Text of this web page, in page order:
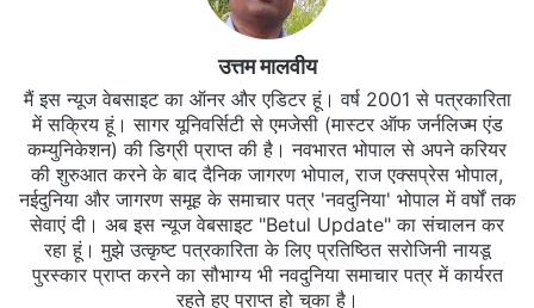
उत्तम मालवीय
मैं इस न्यूज वेबसाइट का ऑनर और एडिटर हूं। वर्ष 2001 से पत्रकारिता
में सक्रिय हूं। सागर यूनिवर्सिटी से एमजेसी (मास्टर ऑफ जर्नलिज्म एंड
कम्युनिकेशन) की डिग्री प्राप्त की है। नवभारत भोपाल से अपने करियर
की शुरुआत करने के बाद दैनिक जागरण भोपाल, राज एक्सप्रेस भोपाल,
नईदुनिया और जागरण समूह के समाचार पत्र 'नवदुनिया' भोपाल में वर्षों तक
सेवाएं दी। अब इस न्यूज वेबसाइट "Betul Update" का संचालन कर
रहा हूं। मुझे उत्कृष्ट पत्रकारिता के लिए प्रतिष्ठित सरोजिनी नायडू
पुरस्कार प्राप्त करने का सौभाग्य भी नवदुनिया समाचार पत्र में कार्यरत
रहते हुए प्राप्त हो चुका है।